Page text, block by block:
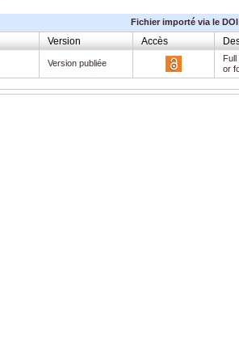
Fichier importé via le DOI
Version Accès
Version publiée
or